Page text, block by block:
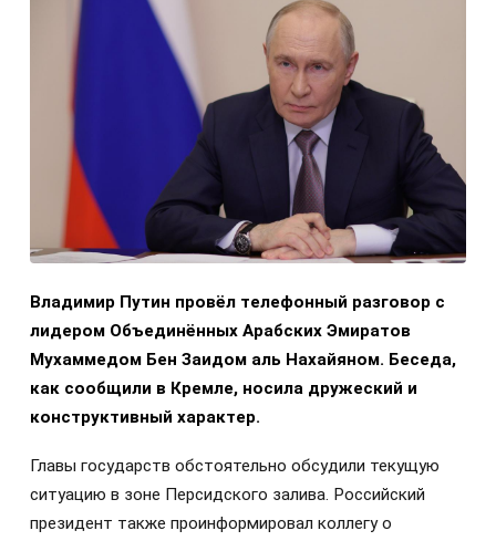
Владимир Путин провёл телефонный разговор с
лидером Объединённых Арабских Эмиратов
Мухаммедом Бен Заидом аль Нахайяном. Беседа,
как сообщили в Кремле, носила дружеский и
конструктивный характер.
Главы государств обстоятельно обсудили текущую
ситуацию в зоне Персидского залива. Российский
президент также проинформировал коллегу о